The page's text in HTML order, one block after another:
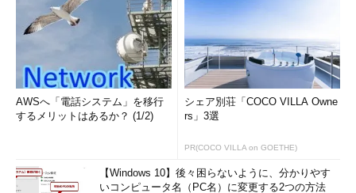
AWSへ「電話システム」を移行
するメリットはあるか？ (1/2)
シェア別荘「COCO VILLA Owne
rs」3選
PR(COCO VILLA on GOETHE)
【Windows 10】後々困らないように、分かりやす
いコンピュータ名（PC名）に変更する2つの方法